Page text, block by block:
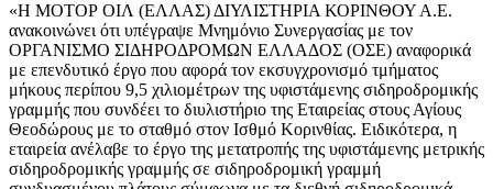
«Η ΜΟΤΟΡ ΟΙΛ (ΕΛΛΑΣ) ΔΙΥΛΙΣΤΗΡΙΑ ΚΟΡΙΝΘΟΥ Α.Ε.
ανακοινώνει ότι υπέγραψε Μνημόνιο Συνεργασίας με τον
ΟΡΓΑΝΙΣΜΟ ΣΙΔΗΡΟΔΡΟΜΩΝ ΕΛΛΑΔΟΣ (ΟΣΕ) αναφορικά
με επενδυτικό έργο που αφορά τον εκσυγχρονισμό τμήματος
μήκους περίπου 9,5 χιλιομέτρων της υφιστάμενης σιδηροδρομικής
γραμμής που συνδέει το διυλιστήριο της Εταιρείας στους Αγίους
Θεοδώρους με το σταθμό στον Ισθμό Κορινθίας. Ειδικότερα, η
εταιρεία ανέλαβε το έργο της μετατροπής της υφιστάμενης μετρικής
σιδηροδρομικής γραμμής σε σιδηροδρομική γραμμή